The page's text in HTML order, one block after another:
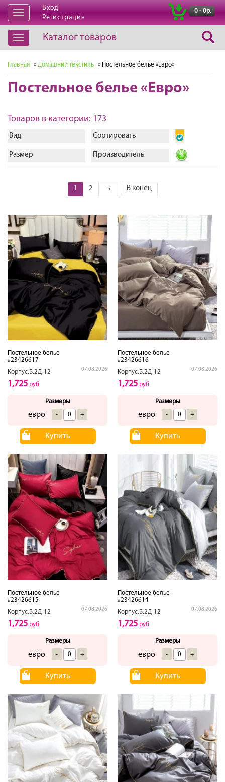
Открыть
навигацию
Вход
Регистрация
0 - 0р.
Открыть
навигацию
Каталог товаров
Главная » Домашний текстиль » Постельное белье «Евро»
Постельное белье «Евро»
Товаров в категории: 173
Вид Сортировать
Размер Производитель
1 2 → В конец
Постельное белье
#23426617
Корпус.Б.2Д-12
07.08.2026
1,725 руб
Размеры
евро - +
Купить
Постельное белье
#23426616
Корпус.Б.2Д-12
07.08.2026
1,725 руб
Размеры
евро - +
Купить
Постельное белье
#23426615
Корпус.Б.2Д-12
07.08.2026
1,725 руб
Размеры
евро - +
Купить
Постельное белье
#23426614
Корпус.Б.2Д-12
07.08.2026
1,725 руб
Размеры
евро - +
Купить